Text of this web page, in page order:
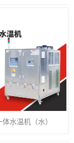
体水温机（水）